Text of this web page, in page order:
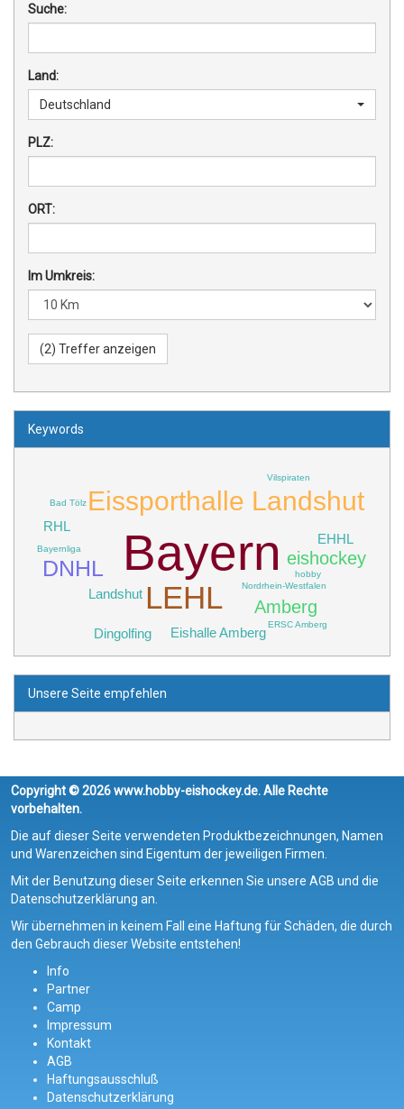
Suche:
Land:
Deutschland
PLZ:
ORT:
Im Umkreis:
Keywords
Bayern
LEHL
Eissporthalle Landshut
DNHL eishockey
Amberg
Landshut
RHL
Eishalle Amberg
EHHL
Dingolfing
Nordrhein-Westfalen
hobby
Bayernliga
Vilspiraten
Bad Tölz
ERSC Amberg
Unsere Seite empfehlen
Copyright © 2026 www.hobby-eishockey.de. Alle Rechte
vorbehalten.
Die auf dieser Seite verwendeten Produktbezeichnungen, Namen
und Warenzeichen sind Eigentum der jeweiligen Firmen.
Mit der Benutzung dieser Seite erkennen Sie unsere AGB und die
Datenschutzerklärung an.
Wir übernehmen in keinem Fall eine Haftung für Schäden, die durch
den Gebrauch dieser Website entstehen!
Info
Partner
Camp
Impressum
Kontakt
AGB
Haftungsausschluß
Datenschutzerklärung